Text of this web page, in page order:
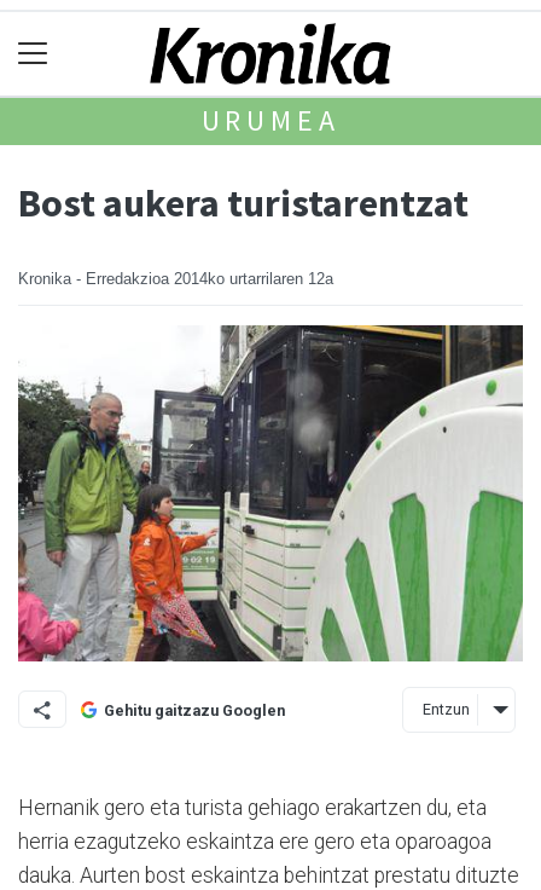
URUMEA
Bost aukera turistarentzat
Kronika - Erredakzioa 2014ko urtarrilaren 12a
Gehitu gaitzazu Googlen Entzun
Hernanik gero eta turista gehiago erakartzen du, eta
herria ezagutzeko eskaintza ere gero eta oparoagoa
dauka. Aurten bost eskaintza behin­tzat prestatu dituzte